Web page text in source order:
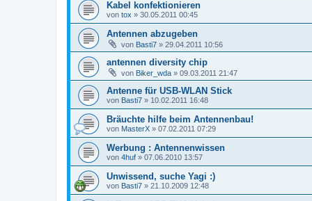
Kabel konfektionieren
von tox » 30.05.2011 00:45
Antennen abzugeben
von Basti7 » 29.04.2011 10:56
antennen diversity chip
von Biker_wda » 09.03.2011 21:47
Antenne für USB-WLAN Stick
von Basti7 » 10.02.2011 16:48
Bräuchte hilfe beim Antennenbau!
von MasterX » 07.02.2011 07:29
Werbung : Antennenwissen
von 4huf » 07.06.2010 13:57
Unwissend, suche Yagi :)
von Basti7 » 21.10.2009 12:48